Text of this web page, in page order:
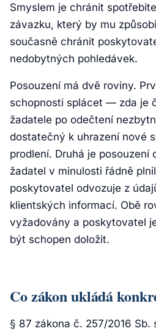
Smyslem je chránit
závazku, který by mu
současně chránit
nedobytných pohledávek.
Posouzení má dvě roviny.
schopnosti splácet — zda je
žadatele po odečtení
dostatečný k uhrazení nové
prodlení. Druhá je
žadatel v minulosti řádně
poskytovatel odvozuje z
klientských informací. Obě
vyžadovány a poskytovatel
být schopen doložit.
Co zákon ukládá
§ 87 zákona č. 257/2016 Sb.